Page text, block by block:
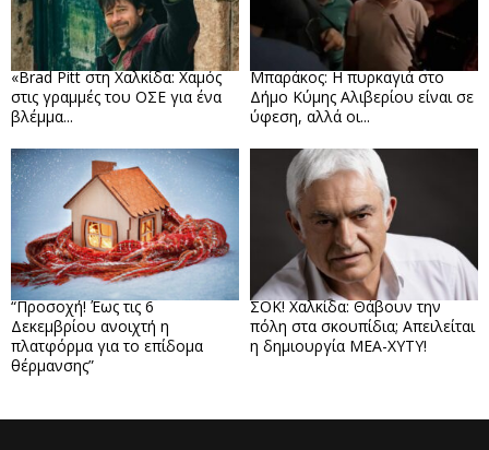
«Brad Pitt στη Χαλκίδα: Χαμός
στις γραμμές του ΟΣΕ για ένα
βλέμμα...
Μπαράκος: Η πυρκαγιά στο
Δήμο Κύμης Αλιβερίου είναι σε
ύφεση, αλλά οι...
“Προσοχή! Έως τις 6
Δεκεμβρίου ανοιχτή η
πλατφόρμα για το επίδομα
θέρμανσης”
ΣΟΚ! Χαλκίδα: Θάβουν την
πόλη στα σκουπίδια; Απειλείται
η δημιουργία ΜΕΑ-ΧΥΤΥ!